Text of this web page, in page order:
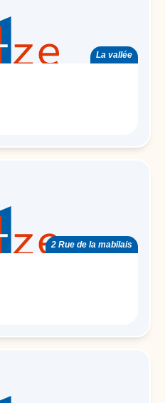
La vallée
2 Rue de la mabilais